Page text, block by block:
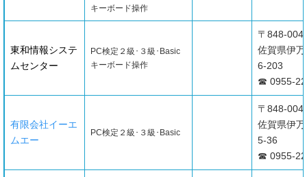
キーボード操作
東和情報システ
ムセンター
PC検定２級･３級･Basic
キーボード操作
〒848-
佐賀県伊
6-203
☎ 0955-
有限会社イーエ
ムエー
PC検定２級･３級･Basic
〒848-
佐賀県伊
5-36
☎ 0955-